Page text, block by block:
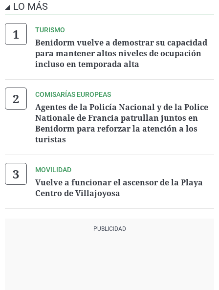
LO MÁS
TURISMO
Benidorm vuelve a demostrar su capacidad
para mantener altos niveles de ocupación
incluso en temporada alta
COMISARÍAS EUROPEAS
Agentes de la Policía Nacional y de la Police
Nationale de Francia patrullan juntos en
Benidorm para reforzar la atención a los
turistas
MOVILIDAD
Vuelve a funcionar el ascensor de la Playa
Centro de Villajoyosa